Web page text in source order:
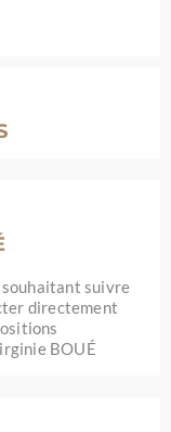
souhaitant suivre
directement
BOUÉ